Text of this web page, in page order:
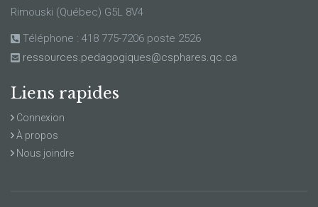
Rimouski (Québec) G5L 8V4
Téléphone : 418 775-7206 poste 2526
ressources.pedagogiques@csphares.qc.ca
Liens rapides
Connexion
À propos
Nous joindre